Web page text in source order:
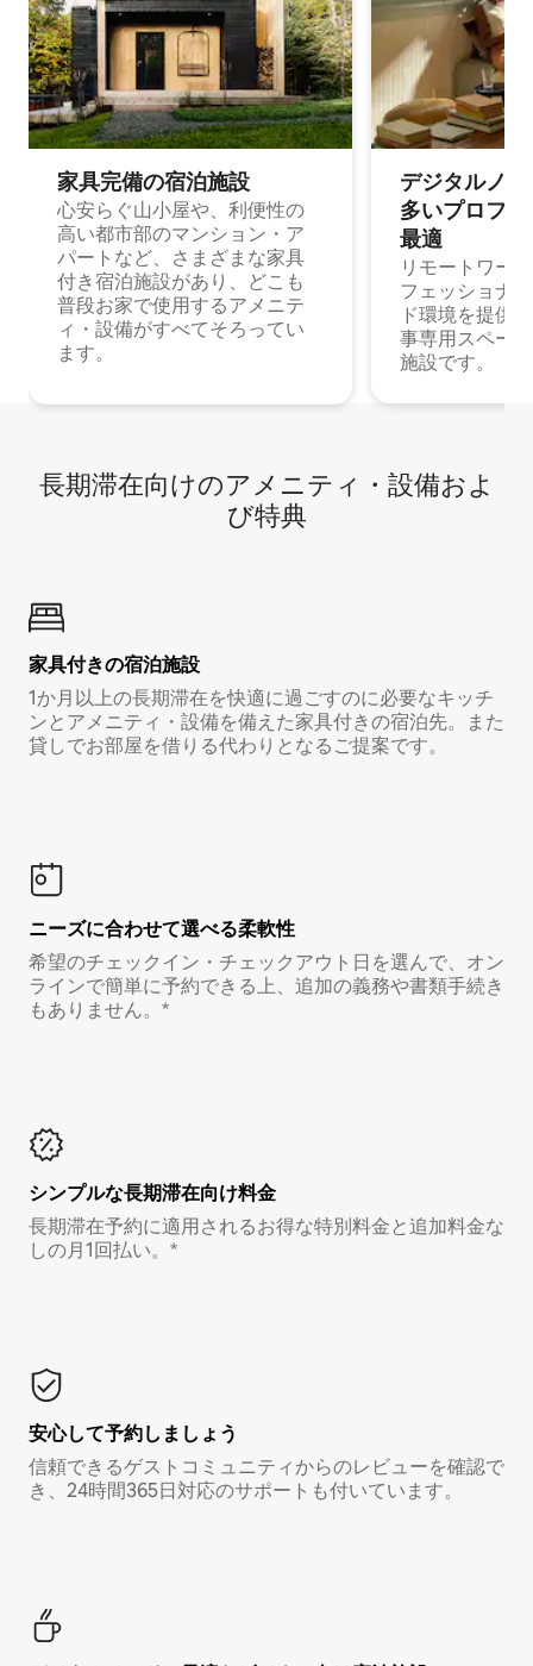
家具完備の宿⁠泊⁠施⁠設
心安らぐ山小屋や、利便性の
高い都市部のマンション・ア
パートなど、さまざまな家具
付き宿泊施設があり、どこも
普段お家で使用するアメニテ
ィ・設備がすべてそろってい
ます。
デジタルノ
多⁠いプ⁠ロ⁠フ⁠
最⁠適
リモートワー
フェッショナ
ド環境を提供
事専用スペー
施設です。
長期滞在向け⁠のア⁠メ⁠ニ⁠テ⁠ィ⁠・設⁠備⁠およ
び特⁠典
家具付き⁠の宿⁠泊⁠施⁠設
1か月以上の長期滞在を快適に過ごすのに必要なキッチ
ンとアメニティ・設備を備えた家具付きの宿泊先。また
貸しでお部屋を借りる代わりとなるご提案です。
ニーズに合わせて選べる柔軟性
希望のチェックイン・チェックアウト日を選んで、オン
ラインで簡単に予約できる上、追加の義務や書類手続き
もありません。*
シンプルな長期滞在向け料金
長期滞在予約に適用されるお得な特別料金と追加料金な
しの月1回払い。*
安心して予約しましょう
信頼できるゲストコミュニティからのレビューを確認で
き、24時間365日対応のサポートも付いています。